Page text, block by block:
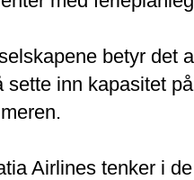
betyr det
sette inn kapasitet
Airlines tenker i